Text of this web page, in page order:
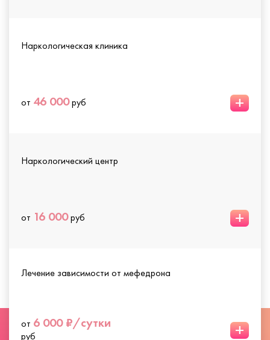
Наркологическая клиника
от 46 000руб +
Наркологический центр
от 16 000руб +
Лечение зависимости от мефедрона
от 6 000 ₽/сутки
руб +